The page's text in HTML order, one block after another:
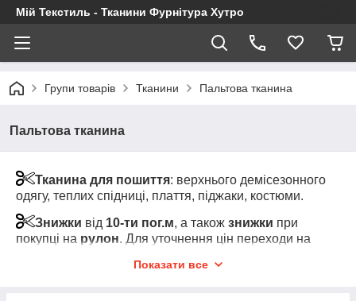
Мій Текстиль - Тканини Фурнітура Хутро
Групи товарів Тканини Пальтова тканина
Пальтова тканина
Тканина для пошиття: верхнього демісезонного
одягу, теплих спідниці, плаття, піджаки, костюми.
Знижки від 10-ти пог.м, а також знижки при
покупці на рулон. Для уточнення цін переходи на
роздрібною ціною за товар)
Показати все